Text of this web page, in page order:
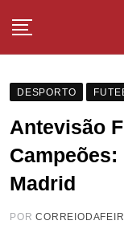
DESPORTO
Antevisão
Madrid
POR